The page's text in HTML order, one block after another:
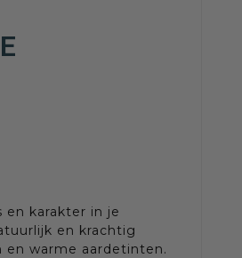
en karakter in je
en krachtig
warme aardetinten.